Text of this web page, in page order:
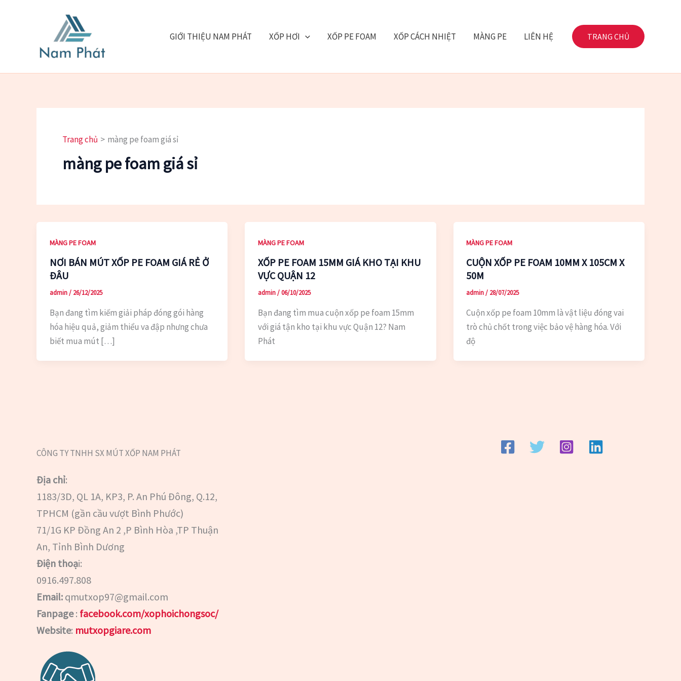
GIỚI THIỆU NAM PHÁT XỐP HƠI XỐP PE FOAM XỐP CÁCH NHIỆT MÀNG PE LIÊN HỆ TRANG CHỦ
Trang chủ màng pe foam giá sỉ
màng pe foam giá sỉ
MÀNG PE FOAM
NƠI BÁN MÚT XỐP PE FOAM GIÁ RẺ Ở
ĐÂU
admin/ 26/12/2025
Bạn đang tìm kiếm giải pháp đóng gói hàng
hóa hiệu quả, giảm thiểu va đập nhưng chưa
biết mua mút […]
MÀNG PE FOAM
XỐP PE FOAM 15MM GIÁ KHO TẠI KHU
VỰC QUẬN 12
admin/06/10/2025
Bạn đang tìm mua cuộn xốp pe foam 15mm
với giá tận kho tại khu vực Quận 12? Nam
Phát
MÀNG PE FOAM
CUỘN XỐP PE FOAM 10MM X 105CM X
50M
admin/ 28/07/2025
Cuộn xốp pe foam 10mm là vật liệu đóng vai
trò chủ chốt trong việc bảo vệ hàng hóa. Với
độ
CÔNG TY TNHH SX MÚT XỐP NAM PHÁT
Địa chỉ:
1183/3D, QL 1A, KP3, P. An Phú Đông, Q.12,
TPHCM (gần cầu vượt Bình Phước)
71/1G KP Đồng An 2 ,P Bình Hòa ,TP Thuận
An, Tỉnh Bình Dương
Điện thoại:
0916.497.808
Email: qmutxop97@gmail.com
Fanpage: facebook.com/xophoichongsoc/
Website: mutxopgiare.com